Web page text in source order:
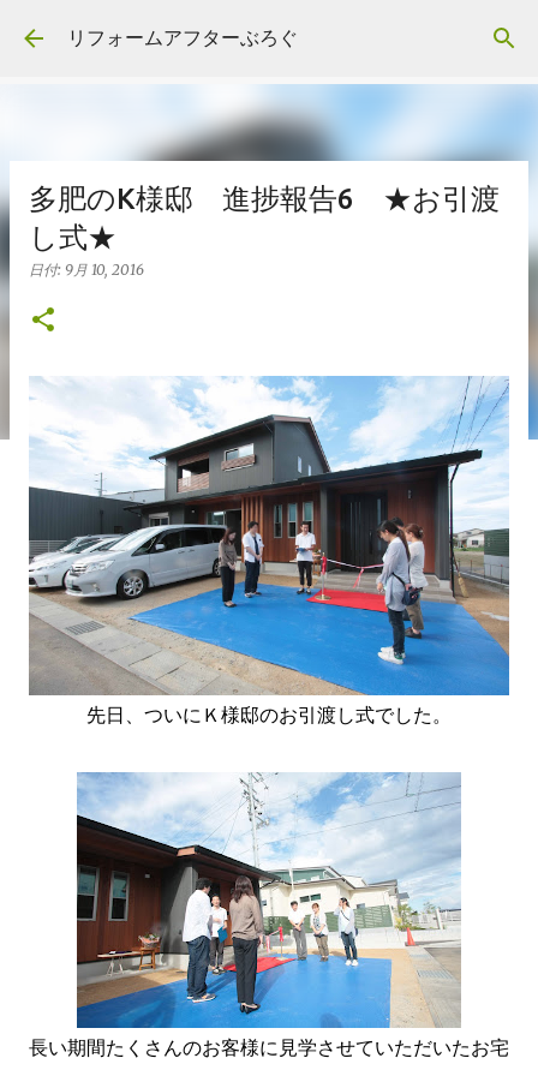
スキップしてメイン コンテンツに移動
リフォームアフターぶろぐ
多肥のK様邸 進捗報告6 ★お引渡
し式★
日付: 9月 10, 2016
先日、ついにＫ様邸のお引渡し式でした。
長い期間たくさんのお客様に見学させていただいたお宅